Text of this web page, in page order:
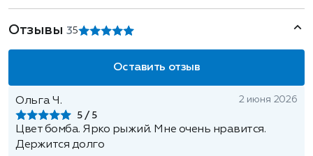
Отзывы35
Оставить отзыв
Ольга Ч.
5
2 июня 2026
Цвет бомба. Ярко рыжий. Мне очень нравится.
Держится долго